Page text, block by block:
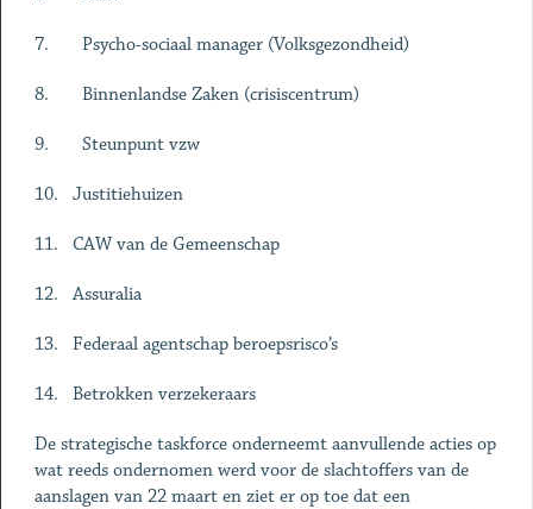
7. Psycho-sociaal manager (Volksgezondheid)
8. Binnenlandse Zaken (crisiscentrum)
9. Steunpunt vzw
10. Justitiehuizen
11. CAW van de Gemeenschap
12. Assuralia
13. Federaal agentschap beroepsrisco’s
14. Betrokken verzekeraars
De strategische taskforce onderneemt aanvullende acties op
wat reeds ondernomen werd voor de slachtoffers van de
aanslagen van 22 maart en ziet er op toe dat een